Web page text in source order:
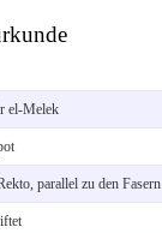
el-Melek
parallel zu den Fasern